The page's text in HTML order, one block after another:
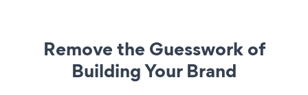
Remove the Guesswork of
Building Your Brand